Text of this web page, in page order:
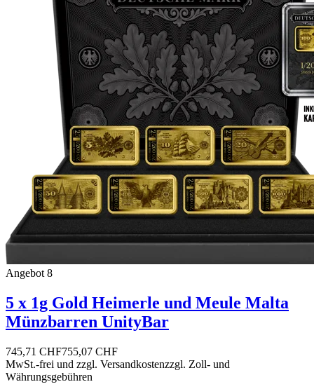
Angebot 8
5 x 1g Gold Heimerle und Meule Malta
Münzbarren UnityBar
745,71 CHF755,07 CHF
MwSt.-frei und zzgl. Versandkostenzzgl. Zoll- und
Währungsgebühren